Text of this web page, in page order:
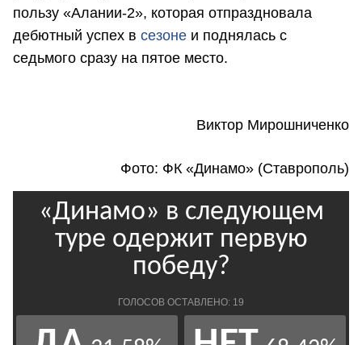
пользу «Алании-2», которая отпраздновала
дебютный успех в сезоне и поднялась с
седьмого сразу на пятое место.
Виктор Мирошниченко
Фото: ФК «Динамо» (Ставрополь)